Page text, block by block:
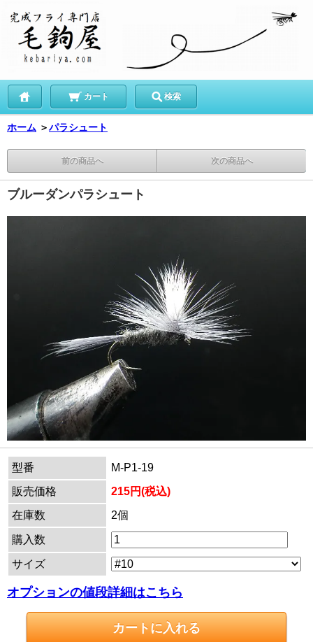
カート 検索
ホーム ＞パラシュート
前の商品へ 次の商品へ
ブルーダンパラシュート
型番
M-P1-19
販売価格
215円(税込)
在庫数
2個
購入数
サイズ
オプションの値段詳細はこちら